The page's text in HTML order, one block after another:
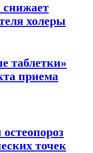
холеры
таблетки»
приема
точек